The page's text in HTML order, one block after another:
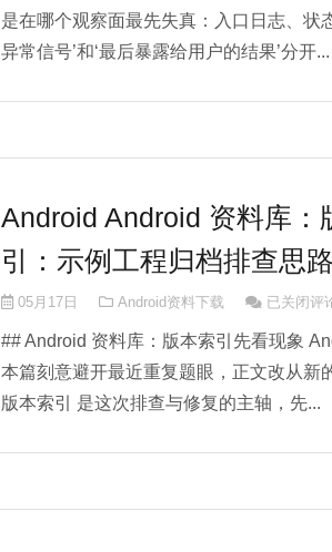
是在哪个观察面最先失真：入口日志、状
异常信号’和‘最后暴露给用户的结果’分开...
Android Android 资料库：
引：示例工程归档排查思路
05月17日 Android资料下载 Android
已关闭评
## Android 资料库：版本索引先看现象
本篇刻意避开最近重复题眼，正文改从新
版本索引 是这次排查与修复的主轴，先...